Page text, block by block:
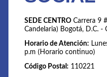
SEDE CENTRO Carrera 9
Candelaria) Bogotá, D.C. -
Horario de Atención:
p.m (Horario continuo)
Código Postal: 110221